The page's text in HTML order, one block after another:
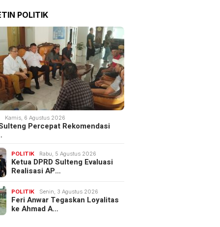
POLITIK
Kamis, 6 Agustus 2026
Percepat Rekomendasi
POLITIK Rabu, 5 Agustus 2026
Ketua DPRD Sulteng Evaluasi
Realisasi AP…
POLITIK Senin, 3 Agustus 2026
Feri Anwar Tegaskan Loyalitas
ke Ahmad A…